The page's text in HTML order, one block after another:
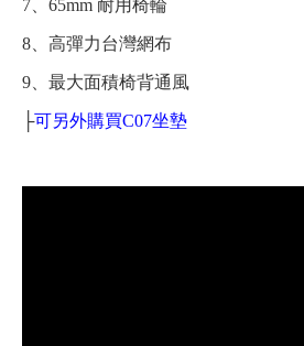
7、65mm 耐用椅輪
8、高彈力台灣網布
9、最大面積椅背通風
├可另外購買C07坐墊